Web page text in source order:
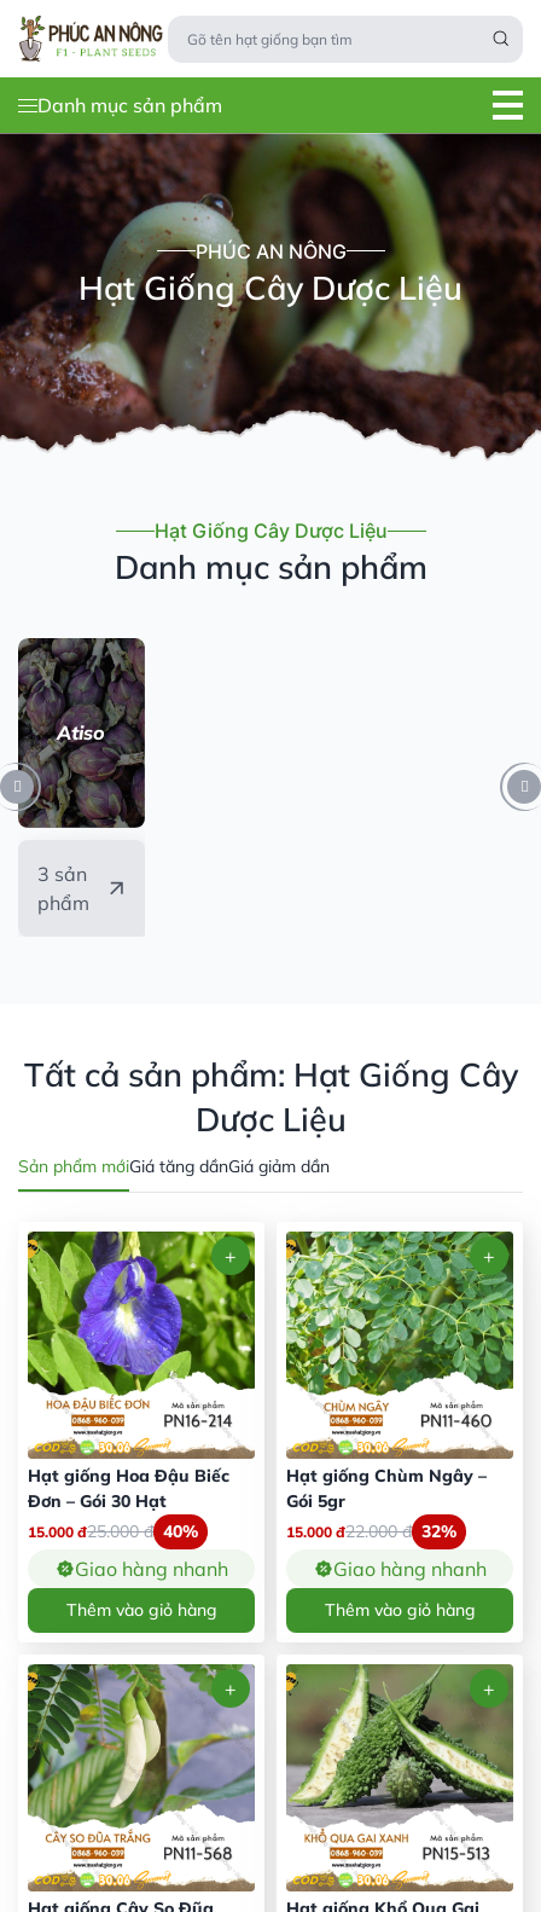
Danh mục sản phẩm
PHÚC AN NÔNG
Hạt Giống Cây Dược Liệu
Hạt Giống Cây Dược Liệu
Danh mục sản phẩm
Atiso
3 sản
phẩm
Tất cả sản phẩm: Hạt Giống Cây
Dược Liệu
Sản phẩm mớiGiá tăng dầnGiá giảm dần
Hạt giống Hoa Đậu Biếc
Đơn – Gói 30 Hạt
15.000 đ25.000đ 40%
Giao hàng nhanh
Thêm vào giỏ hàng
Hạt giống Chùm Ngây –
Gói 5gr
15.000 đ22.000đ 32%
Giao hàng nhanh
Thêm vào giỏ hàng